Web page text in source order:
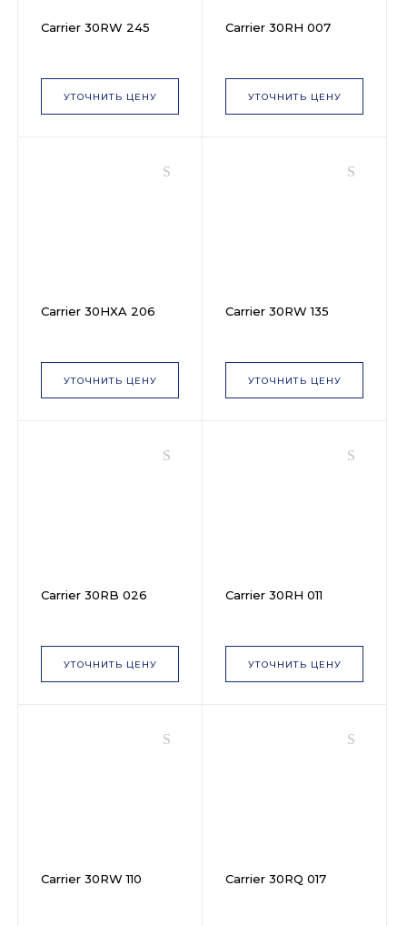
Carrier 30RW 245
УТОЧНИТЬ ЦЕНУ
Carrier 30RH 007
УТОЧНИТЬ ЦЕНУ
Carrier 30HXA 206
УТОЧНИТЬ ЦЕНУ
Carrier 30RW 135
УТОЧНИТЬ ЦЕНУ
Carrier 30RB 026
УТОЧНИТЬ ЦЕНУ
Carrier 30RH 011
УТОЧНИТЬ ЦЕНУ
Carrier 30RW 110 Carrier 30RQ 017